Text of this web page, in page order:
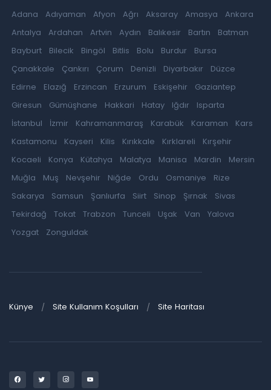
Adana Adıyaman Afyon Ağrı Aksaray Amasya
Ankara
Antalya
Ardahan Artvin Aydın Balıkesir Bartın
Batman
Bayburt
Bilecik Bingöl Bitlis Bolu Burdur
Bursa
Çanakkale
Çankırı Çorum Denizli Diyarbakır
Düzce
Edirne
Elazığ Erzincan Erzurum Eskişehir
Gaziantep
Giresun
Gümüşhane Hakkari Hatay Iğdır
Isparta
İstanbul
İzmir Kahramanmaraş Karabük Karaman
Kars
Kastamonu
Kayseri Kilis Kırıkkale Kırklareli
Kırşehir
Kocaeli
Konya Kütahya Malatya Manisa Mardin
Mersin
Muğla
Muş Nevşehir Niğde Ordu Osmaniye
Rize
Sakarya
Samsun Şanlıurfa Siirt Sinop Şırnak
Sivas
Tekirdağ
Tokat Trabzon Tunceli Uşak Van
Yalova
Yozgat
Zonguldak
Künye Site Kullanım Koşulları Site Haritası